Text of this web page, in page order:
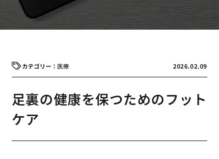
2026.02.09
医療
足裏の健康を保つためのフット
ケア